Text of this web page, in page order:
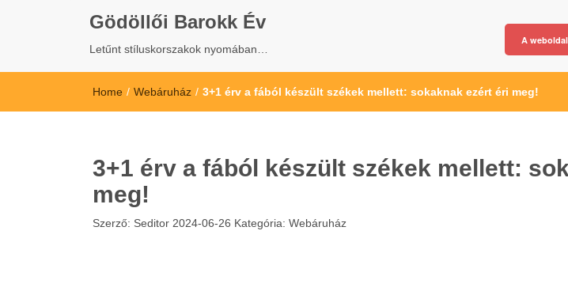
Gödöllői Barokk Év
Letűnt stíluskorszakok nyomában…
Home / Webáruház / 3+1 érv a fából készült székek mellett: sokaknak ezért éri meg!
3+1 érv a fából készült székek mellett:
meg!
Szerző: Seditor 2024-06-26 Kategória: Webáruház
A